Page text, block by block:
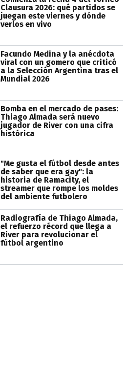
Clausura 2026: qué partidos se
juegan este viernes y dónde
verlos en vivo
Facundo Medina y la anécdota
viral con un gomero que criticó
a la Selección Argentina tras el
Mundial 2026
Bomba en el mercado de pases:
Thiago Almada será nuevo
jugador de River con una cifra
histórica
"Me gusta el fútbol desde antes
de saber que era gay": la
historia de Ramacity, el
streamer que rompe los moldes
del ambiente futbolero
Radiografía de Thiago Almada,
el refuerzo récord que llega a
River para revolucionar el
fútbol argentino